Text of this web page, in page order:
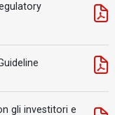
gli investitori e